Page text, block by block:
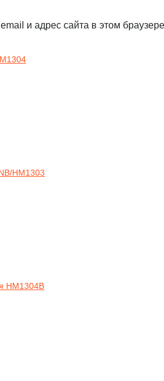
и адрес сайта в этом
HM1303
HM1304B